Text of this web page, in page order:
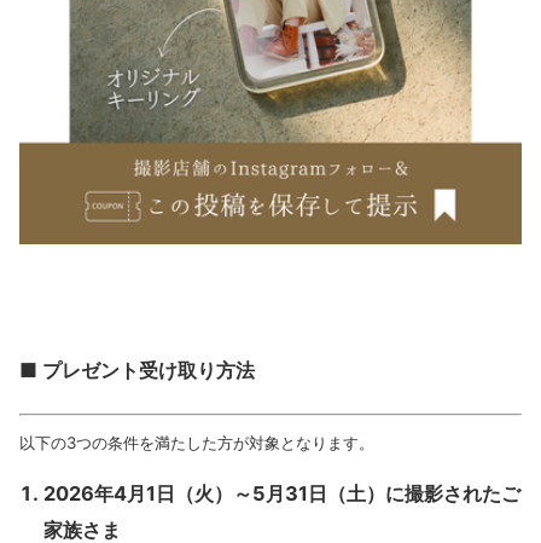
■ プレゼント受け取り方法
以下の3つの条件を満たした方が対象となります。
2026年4月1日（火）～5月31日（土）に撮影されたご
家族さま